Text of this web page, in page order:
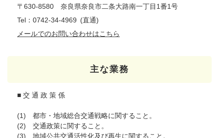
〒630-8580 奈良県奈良市二条大路南一丁目1番1号
Tel：0742-34-4969
直通
メールでのお問い合わせはこちら
主な業務
■ 交 通 政 策 係
(1) 都市・地域総合交通戦略に関すること。
(2) 交通政策に関すること。
(3) 地域公共交通活性化及び再生に関すること。